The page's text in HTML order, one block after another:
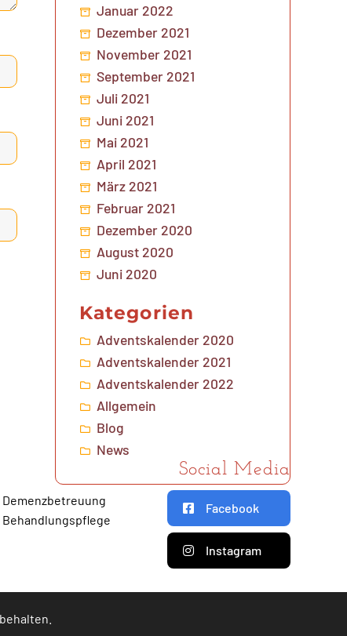
Demenzbetreuung
Behandlungspflege
Social Media
Facebook
Instagram
Januar 2022
Dezember 2021
November 2021
September 2021
Juli 2021
Juni 2021
Mai 2021
April 2021
März 2021
Februar 2021
Dezember 2020
August 2020
Juni 2020
Kategorien
Adventskalender 2020
Adventskalender 2021
Adventskalender 2022
Allgemein
Blog
News